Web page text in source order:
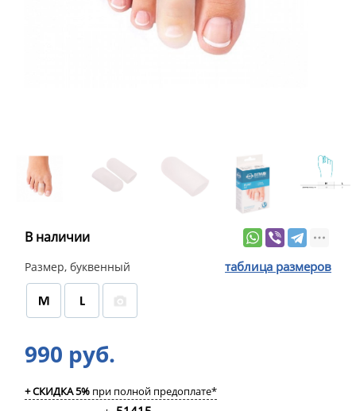
В наличии
Размер, буквенный таблица размеров
990 руб.
+ СКИДКА 5% при полной предоплате*